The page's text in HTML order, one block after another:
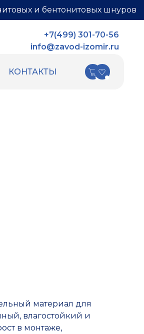
и бентонитовых шнуров
+7(499) 301-70-56
info@zavod-izomir.ru
КОНТАКТЫ
материал для
влагостойкий и
в монтаже,
шнур HOT ROD XL